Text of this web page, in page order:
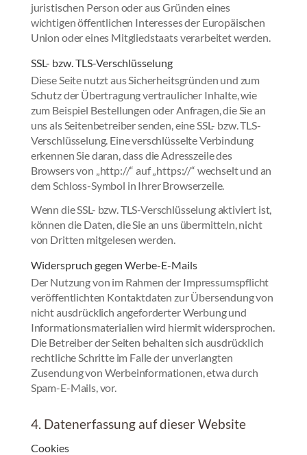
juristischen Person oder aus Gründen eines
wichtigen öffentlichen Interesses der Europäischen
Union oder eines Mitgliedstaats verarbeitet werden.
SSL- bzw. TLS-Verschlüsselung
Diese Seite nutzt aus Sicherheitsgründen und zum
Schutz der Übertragung vertraulicher Inhalte, wie
zum Beispiel Bestellungen oder Anfragen, die Sie an
uns als Seitenbetreiber senden, eine SSL- bzw. TLS-
Verschlüsselung. Eine verschlüsselte Verbindung
erkennen Sie daran, dass die Adresszeile des
Browsers von „http://“ auf „https://“ wechselt und an
dem Schloss-Symbol in Ihrer Browserzeile.
Wenn die SSL- bzw. TLS-Verschlüsselung aktiviert ist,
können die Daten, die Sie an uns übermitteln, nicht
von Dritten mitgelesen werden.
Widerspruch gegen Werbe-E-Mails
Der Nutzung von im Rahmen der Impressumspflicht
veröffentlichten Kontaktdaten zur Übersendung von
nicht ausdrücklich angeforderter Werbung und
Informationsmaterialien wird hiermit widersprochen.
Die Betreiber der Seiten behalten sich ausdrücklich
rechtliche Schritte im Falle der unverlangten
Zusendung von Werbeinformationen, etwa durch
Spam-E-Mails, vor.
4. Datenerfassung auf dieser Website
Cookies